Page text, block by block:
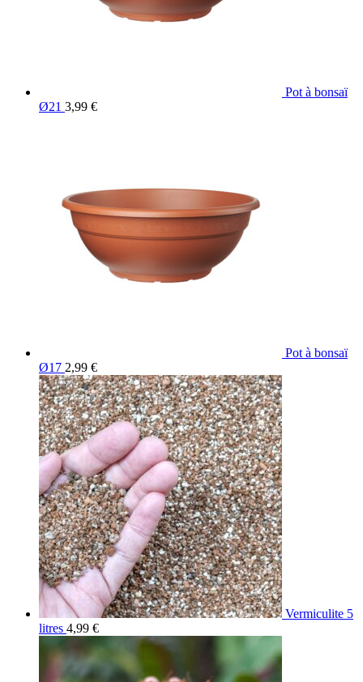
Pot à bonsaï
Ø21 3,99 €
Pot à bonsaï
Ø17 2,99 €
Vermiculite 5
litres 4,99 €